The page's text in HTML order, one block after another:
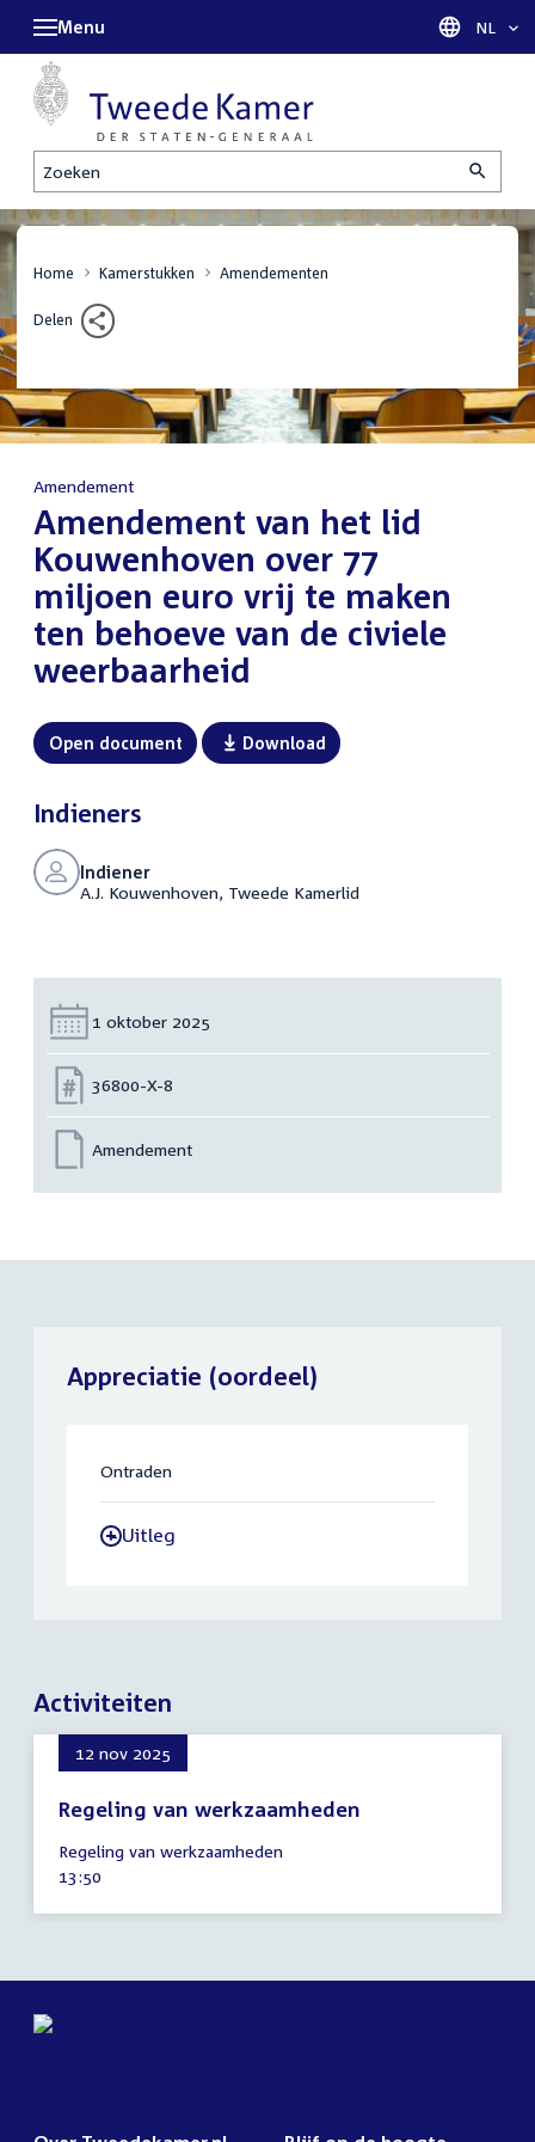
Zoeken
Menu Taal
NL
Home Kamerstukken Amendementen
Delen
Amendement
Amendement van het lid
Kouwenhoven over 77
miljoen euro vrij te maken
ten behoeve van de civiele
weerbaarheid
Open document Download
Indieners
Indiener
A.J. Kouwenhoven, Tweede Kamerlid
Datum:
1 oktober 2025
Nummer:
36800-X-8
Amendement
Appreciatie (oordeel)
Ontraden
-Uitleg
Activiteiten
12 nov 2025
Regeling van werkzaamheden
november
2025
Regeling van werkzaamheden
Tijd
13:50